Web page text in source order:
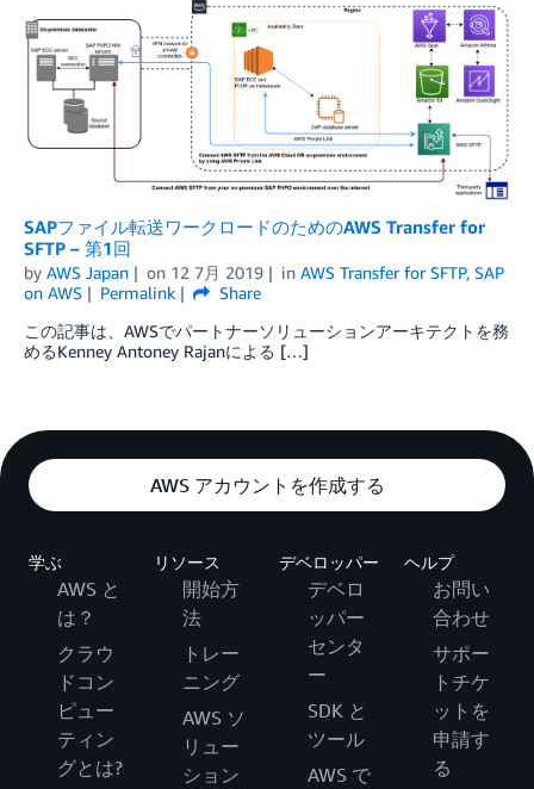
SAPファイル転送ワークロードのためのAWS Transfer for
SFTP – 第1回
by AWS Japan on 12 7月 2019 in AWS Transfer for SFTP, SAP
on AWS
Permalink
Share
この記事は、AWSでパートナーソリューションアーキテクトを務
めるKenney Antoney Rajanによる […]
AWS アカウントを作成する
学ぶ
AWS と
は？
クラウ
ドコン
ピュー
ティン
グとは?
リソース
開始方
法
トレー
ニング
AWS ソ
リュー
ション
デベロッパー
デベロ
ッパー
センタ
ー
SDK と
ツール
AWS で
ヘルプ
お問い
合わせ
サポー
トチケ
ットを
申請す
る